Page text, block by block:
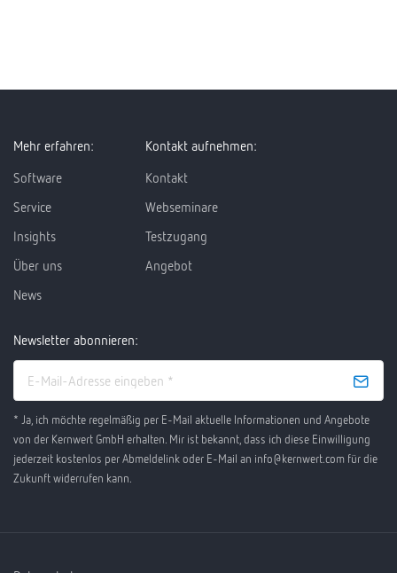
Mehr erfahren:
Software
Service
Insights
Über uns
News
Kontakt aufnehmen:
Kontakt
Webseminare
Testzugang
Angebot
Newsletter abonnieren:
* Ja, ich möchte regelmäßig per E-Mail aktuelle Informationen und Angebote
von der Kernwert GmbH erhalten. Mir ist bekannt, dass ich diese Einwilligung
jederzeit kostenlos per Abmeldelink oder E-Mail an info@kernwert.com für die
Zukunft widerrufen kann.